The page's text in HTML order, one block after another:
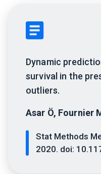
Dynamic
survival in the
outliers.
Asar Ö, Fournier
Stat Methods
2020. doi: